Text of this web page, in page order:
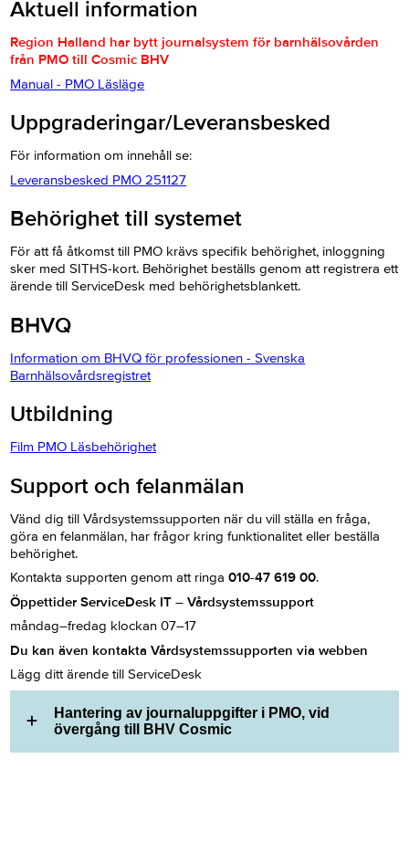
Aktuell information
Region Halland har bytt journalsystem för barnhälsovården
från PMO till Cosmic BHV
Manual - PMO Läsläge
Uppgraderingar/Leveransbesked
För information om innehåll se:
Leveransbesked PMO 251127
Behörighet till systemet
För att få åtkomst till PMO krävs specifik behörighet, inloggning
sker med SITHS-kort. Behörighet beställs genom att registrera ett
ärende till ServiceDesk med behörighetsblankett.
BHVQ
Information om BHVQ för professionen - Svenska
Barnhälsovårdsregistret
Utbildning
Film PMO Läsbehörighet
Support och felanmälan
Vänd dig till Vårdsystemssupporten när du vill ställa en fråga,
göra en felanmälan, har frågor kring funktionalitet eller beställa
behörighet.
Kontakta supporten genom att ringa010-47 619 00.
Öppettider ServiceDesk IT – Vårdsystemssupport
måndag–fredag klockan 07–17
Du kan även kontakta Vårdsystemssupporten via webben
Lägg ditt ärende till ServiceDesk
Hantering av journaluppgifter i PMO, vid
övergång till BHV Cosmic